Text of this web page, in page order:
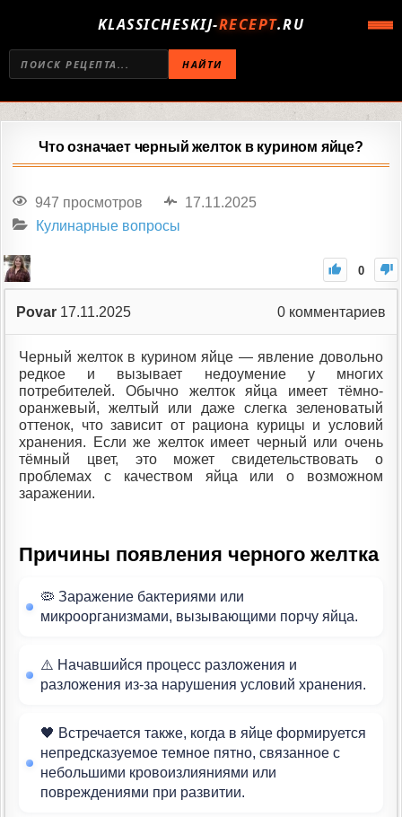
KLASSICHESKIJ-RECEPT.RU
НАЙТИ
Что означает черный желток в курином яйце?
947 просмотров
17.11.2025
Кулинарные вопросы
0
Povar 17.11.2025 0 комментариев
Черный желток в курином яйце — явление довольно
редкое и вызывает недоумение у многих
потребителей. Обычно желток яйца имеет тёмно-
оранжевый, желтый или даже слегка зеленоватый
оттенок, что зависит от рациона курицы и условий
хранения. Если же желток имеет черный или очень
тёмный цвет, это может свидетельствовать о
проблемах с качеством яйца или о возможном
заражении.
Причины появления черного желтка
🦠 Заражение бактериями или
микроорганизмами, вызывающими порчу яйца.
⚠️ Начавшийся процесс разложения и
разложения из-за нарушения условий хранения.
🖤 Встречается также, когда в яйце формируется
непредсказуемое темное пятно, связанное с
небольшими кровоизлияниями или
повреждениями при развитии.